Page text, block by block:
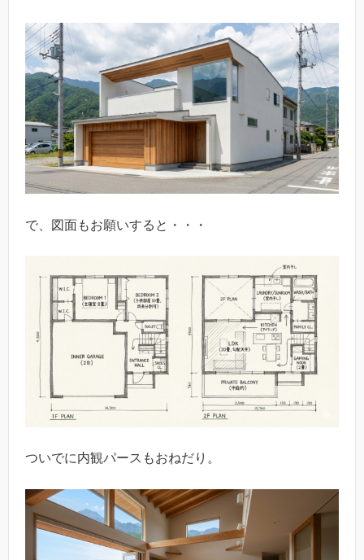
で、図面もお願いすると・・・
ついでに内観パースもおねだり。